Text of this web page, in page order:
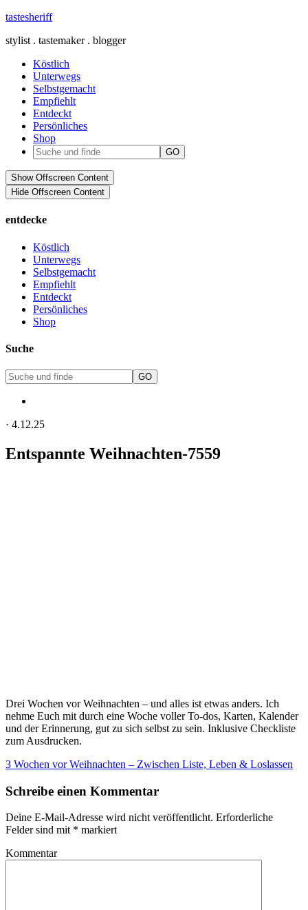
tastesheriff
stylist . tastemaker . blogger
Köstlich
Unterwegs
Selbstgemacht
Empfiehlt
Entdeckt
Persönliches
Shop
Show Offscreen Content
Hide Offscreen Content
entdecke
Köstlich
Unterwegs
Selbstgemacht
Empfiehlt
Entdeckt
Persönliches
Shop
Suche
· 4.12.25
Entspannte Weihnachten-7559
Drei Wochen vor Weihnachten – und alles ist etwas anders. Ich
nehme Euch mit durch eine Woche voller To-dos, Karten, Kalender
und der Erinnerung, gut zu sich selbst zu sein. Inklusive Checkliste
zum Ausdrucken.
3 Wochen vor Weihnachten – Zwischen Liste, Leben & Loslassen
Schreibe einen Kommentar
Deine E-Mail-Adresse wird nicht veröffentlicht. Erforderliche
Felder sind mit * markiert
Kommentar